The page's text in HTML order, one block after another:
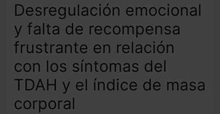
Desregulación emocional
y falta de recompensa
frustrante en relación
con los síntomas del
TDAH y el índice de masa
corporal